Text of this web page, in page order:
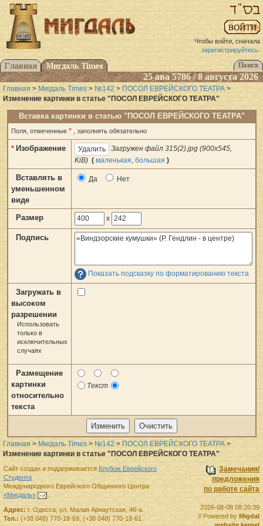
Чтобы войти, сначала
зарегистрируйтесь.
25 ава 5786 / 8 августа 2026
Главная > Мигдаль Times > №142 > ПОСОЛ ЕВРЕЙСКОГО ТЕАТРА >
Изменение картинки в статье "ПОСОЛ ЕВРЕЙСКОГО ТЕАТРА"
Вставка картинки в статью "ПОСОЛ ЕВРЕЙСКОГО ТЕАТРА"
Поля, отмеченные * , заполнять обязательно
* Изображение
Загружен файл 315(2).jpg (900x545,
KiB) ( маленькая большая )
Вставлять в
уменьшенном
виде
Да Нет
Размер x
Подпись
Показать подсказку по форматированию текста
Загружать в
высоком
разрешении
Использовать
только в
исключительных
случаях
Размещение
картинки
относительно
текста
Текст
Главная > Мигдаль Times > №142 > ПОСОЛ ЕВРЕЙСКОГО ТЕАТРА >
Изменение картинки в статье "ПОСОЛ ЕВРЕЙСКОГО ТЕАТРА"
Замечания/
предложения
по работе сайта
2026-08-08 08:20:39
// Powered by Migdal
Сайт создан и поддерживается Клубом Еврейского
Студента
Международного Еврейского Общинного Центра
«Мигдаль»
Адрес: г. Одесса, ул. Малая Арнаутская, 46-а.
Тел.: (+38 048) 770-18-69, (+38 048) 770-18-61